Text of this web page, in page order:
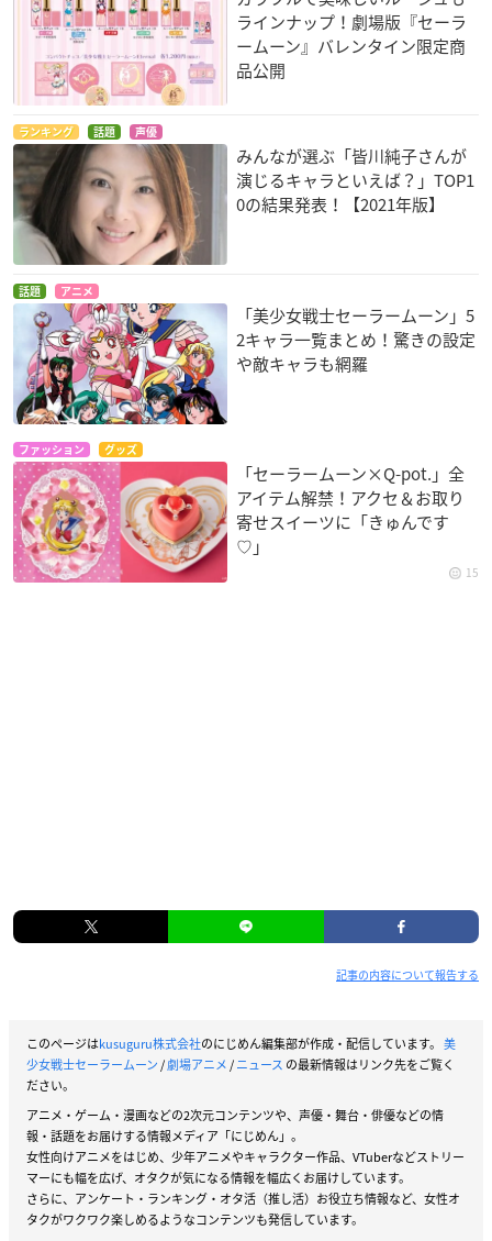
ラインナップ！劇場版『セーラ
ームーン』バレンタイン限定商
品公開
ランキング 話題 声優
みんなが選ぶ「皆川純子さんが
演じるキャラといえば？」TOP1
0の結果発表！【2021年版】
話題 アニメ
「美少女戦士セーラームーン」5
2キャラ一覧まとめ！驚きの設定
や敵キャラも網羅
ファッション グッズ
「セーラームーン×Q-pot.」全
アイテム解禁！アクセ＆お取り
寄せスイーツに「きゅんです
♡」
15
記事の内容について報告する
このページはkusuguru株式会社のにじめん編集部が作成・配信しています。 美
少女戦士セーラームーン/劇場アニメ/ニュース の最新情報はリンク先をご覧く
ださい。
アニメ・ゲーム・漫画などの2次元コンテンツや、声優・舞台・俳優などの情
報・話題をお届けする情報メディア「にじめん」。
女性向けアニメをはじめ、少年アニメやキャラクター作品、VTuberなどストリー
マーにも幅を広げ、オタクが気になる情報を幅広くお届けしています。
さらに、アンケート・ランキング・オタ活（推し活）お役立ち情報など、女性オ
タクがワクワク楽しめるようなコンテンツも発信しています。